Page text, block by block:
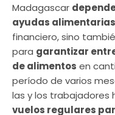
Madagascar
ayudas alimentarias
financiero, sino
para garantizar
de alimentos en
período de varios
las y los trabajadores
vuelos regulares